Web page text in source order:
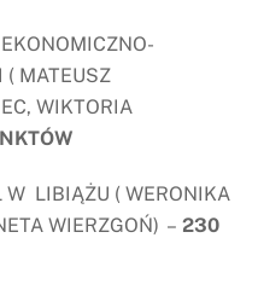
( MATEUSZ
WIKTORIA
W LIBIĄŻU ( WERONIKA
WIERZGOŃ) – 230